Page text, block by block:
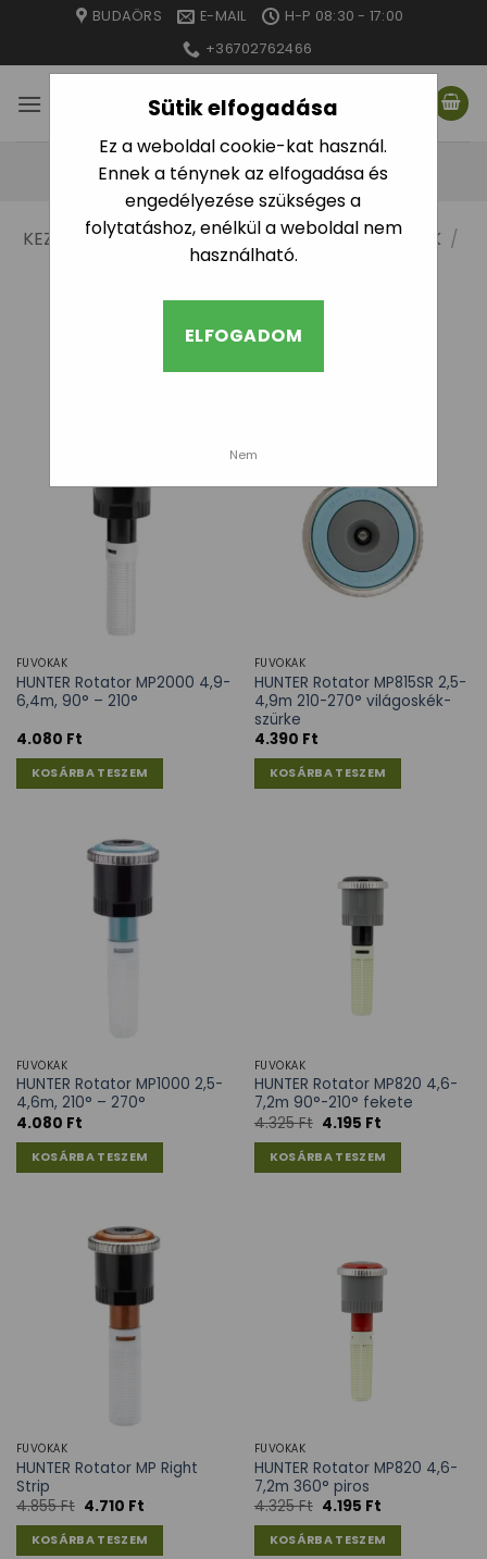
Sütik elfogadása
Ez a weboldal cookie-kat használ.
Ennek a ténynek az elfogadása és
engedélyezése szükséges a
folytatáshoz, enélkül a weboldal nem
használható.
ELFOGADOM
Nem
content
BUDAÖRS E-MAIL
H-P 08:30 - 17:00
+36702762466
KEZDŐLAP / SZÓRÓFEJEK, FÚVÓKÁK / FÚVÓKÁK /
HUNTER MP ROTATOR
SZŰRÉS
FÚVÓKÁK
HUNTER Rotator MP2000 4,9-
6,4m, 90° – 210°
4.080 Ft
KOSÁRBA TESZEM
FÚVÓKÁK
HUNTER Rotator MP815SR 2,5-
4,9m 210-270° világoskék-
szürke
4.390 Ft
KOSÁRBA TESZEM
FÚVÓKÁK
HUNTER Rotator MP1000 2,5-
4,6m, 210° – 270°
4.080 Ft
KOSÁRBA TESZEM
FÚVÓKÁK
HUNTER Rotator MP820 4,6-
7,2m 90°-210° fekete
4.325Ft 4.195 Ft
KOSÁRBA TESZEM
FÚVÓKÁK
HUNTER Rotator MP Right
Strip
4.855Ft 4.710 Ft
KOSÁRBA TESZEM
FÚVÓKÁK
HUNTER Rotator MP820 4,6-
7,2m 360° piros
4.325Ft 4.195 Ft
KOSÁRBA TESZEM